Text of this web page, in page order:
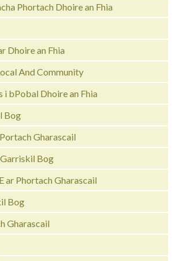
Phortach Dhoire an Fhia
Dhoire an Fhia
And Community
i bPobal Dhoire an Fhia
Bog
Gharascail
Bog
ar Phortach Gharascail
Bog
Gharascail